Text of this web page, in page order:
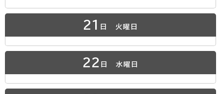
21 日 火曜日
22 日 水曜日